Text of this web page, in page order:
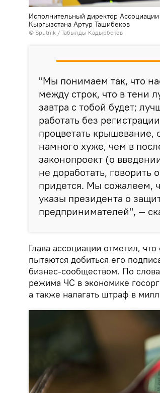
Исполнительный директор
Кыргызстана Артур Ташибеков
© Sputnik / Табылды Кадырбеков
"Мы понимаем так, что
между строк, что в тени
завтра с тобой будет;
работать без
процветать крышевание,
намного хуже, чем в
законопроект (о
не доработать,
придется. Мы сожалеем,
указы президента о
предпринимателей", —
Глава ассоциации отметил,
пытаются добиться его
бизнес-сообществом. По
режима ЧС в экономике
а также налагать штраф в